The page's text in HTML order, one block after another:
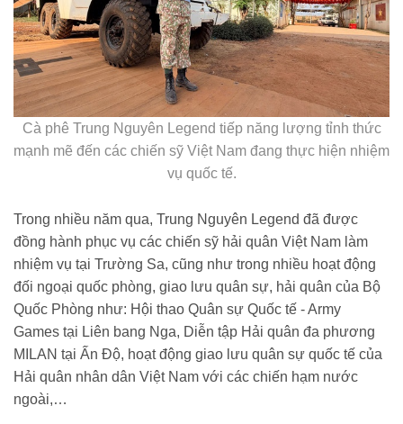
Cà phê Trung Nguyên Legend tiếp năng lượng tỉnh thức
mạnh mẽ đến các chiến sỹ Việt Nam đang thực hiện nhiệm
vụ quốc tế.
Trong nhiều năm qua, Trung Nguyên Legend đã được
đồng hành phục vụ các chiến sỹ hải quân Việt Nam làm
nhiệm vụ tại Trường Sa, cũng như trong nhiều hoạt động
đối ngoại quốc phòng, giao lưu quân sự, hải quân của Bộ
Quốc Phòng như: Hội thao Quân sự Quốc tế - Army
Games tại Liên bang Nga, Diễn tập Hải quân đa phương
MILAN tại Ấn Độ, hoạt động giao lưu quân sự quốc tế của
Hải quân nhân dân Việt Nam với các chiến hạm nước
ngoài,…